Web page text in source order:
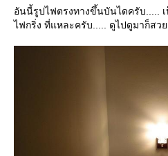
อันนี้รูปไฟตรงทางขึ้นบันไดครับ.....
ไฟกริ่ง ที่แหละครับ..... ดูไปดูมาก็สวย